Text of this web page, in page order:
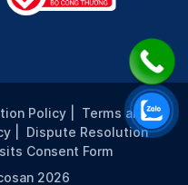
Policy
Terms and
Dispute Resolution
Consent Form
2026